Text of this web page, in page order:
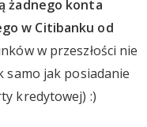
żadnego konta
w Citibanku od
w przeszłości nie
samo jak posiadanie
kredytowej) :)